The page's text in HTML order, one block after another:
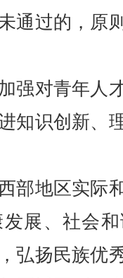
通过的，原
对青年人
知识创新、
地区实际
展、社会
弘扬民族优